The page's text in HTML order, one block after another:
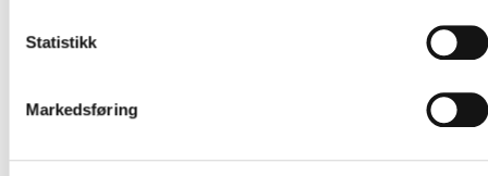
Statistikk
Markedsføring
Manager, Media Relations Norway, NCC Group